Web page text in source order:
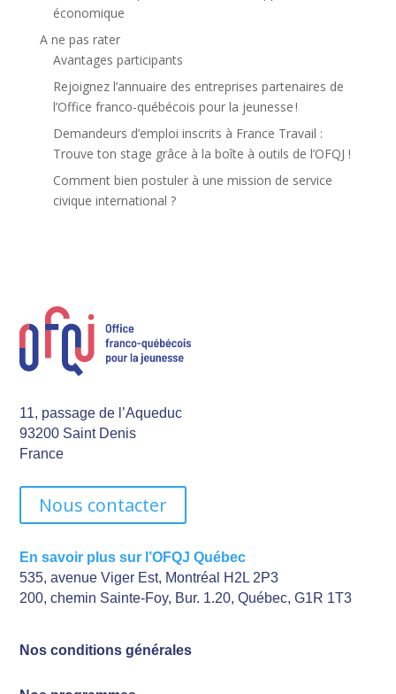
économique
A ne pas rater
Avantages participants
Rejoignez l’annuaire des entreprises partenaires de
l’Office franco-québécois pour la jeunesse !
Demandeurs d’emploi inscrits à France Travail :
Trouve ton stage grâce à la boîte à outils de l’OFQJ !
Comment bien postuler à une mission de service
civique international ?
11, passage de l’Aqueduc
93200 Saint Denis
France
Nous contacter
En savoir plus sur l’OFQJ Québec
535, avenue Viger Est, Montréal H2L 2P3
200, chemin Sainte-Foy, Bur. 1.20, Québec, G1R 1T3
Nos conditions générales